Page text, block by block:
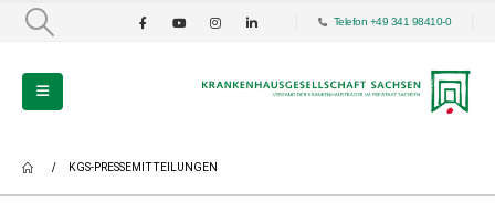
Telefon +49 341 98410-0
KGS-PRESSEMITTEILUNGEN